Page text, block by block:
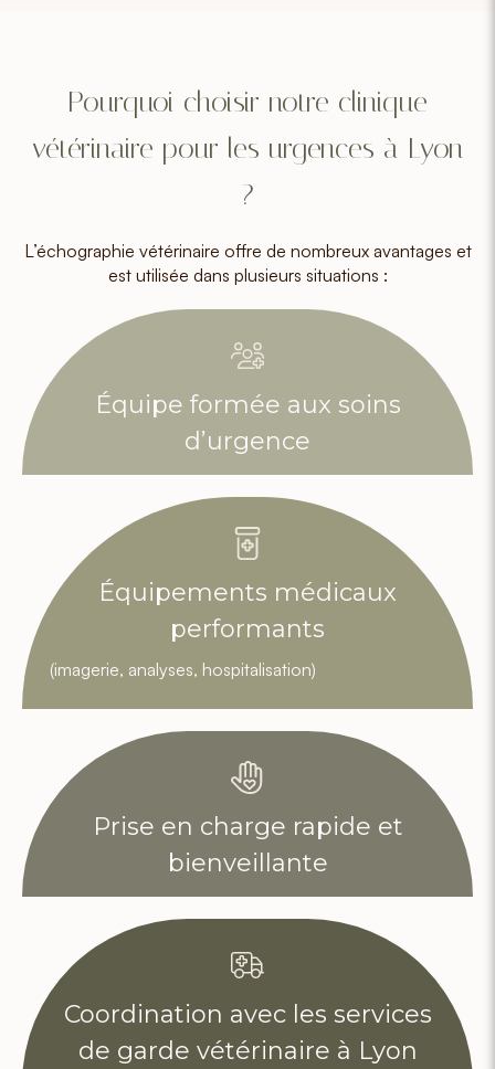
Pourquoi choisir notre clinique
vétérinaire pour les urgences à Lyon
?
L’échographie vétérinaire offre de nombreux avantages et
est utilisée dans plusieurs situations :
Équipe formée aux soins
d’urgence
Équipements médicaux
performants
(imagerie, analyses, hospitalisation)
Prise en charge rapide et
bienveillante
Coordination avec les services
de garde vétérinaire à Lyon